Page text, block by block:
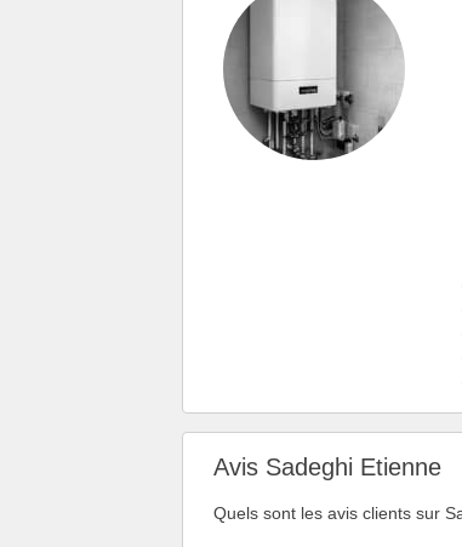
Avis Sadeghi Etienne
Quels sont les avis clients sur